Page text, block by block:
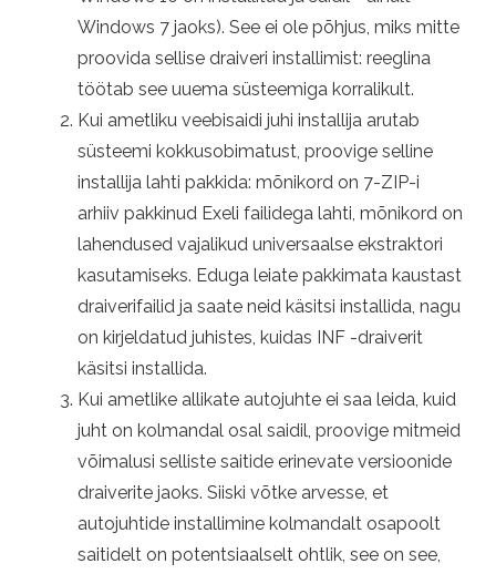
Windows 7 jaoks). See ei ole põhjus, miks mitte
proovida sellise draiveri installimist: reeglina
töötab see uuema süsteemiga korralikult.
Kui ametliku veebisaidi juhi installija arutab
süsteemi kokkusobimatust, proovige selline
installija lahti pakkida: mõnikord on 7-ZIP-i
arhiiv pakkinud Exeli failidega lahti, mõnikord on
lahendused vajalikud universaalse ekstraktori
kasutamiseks. Eduga leiate pakkimata kaustast
draiverifailid ja saate neid käsitsi installida, nagu
on kirjeldatud juhistes, kuidas INF -draiverit
käsitsi installida.
Kui ametlike allikate autojuhte ei saa leida, kuid
juht on kolmandal osal saidil, proovige mitmeid
võimalusi selliste saitide erinevate versioonide
draiverite jaoks. Siiski võtke arvesse, et
autojuhtide installimine kolmandalt osapoolt
saitidelt on potentsiaalselt ohtlik, see on see,